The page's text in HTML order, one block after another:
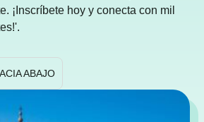
¡Inscríbete hoy y conecta con mil
ABAJO